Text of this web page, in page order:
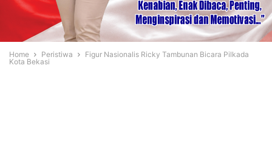
Home Peristiwa
Figur Nasionalis Ricky Tambunan Bicara Pilkada
Kota Bekasi